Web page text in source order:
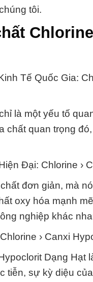
tôi.
Chlorine
Tế Quốc Gia:
là một yếu tố
quan trọng
Đại: Chlorine ›
đơn giản, mà
oxy hóa mạnh
nghiệp khác
› Canxi
Dạng Hạt
tiễn, sự kỳ diệu